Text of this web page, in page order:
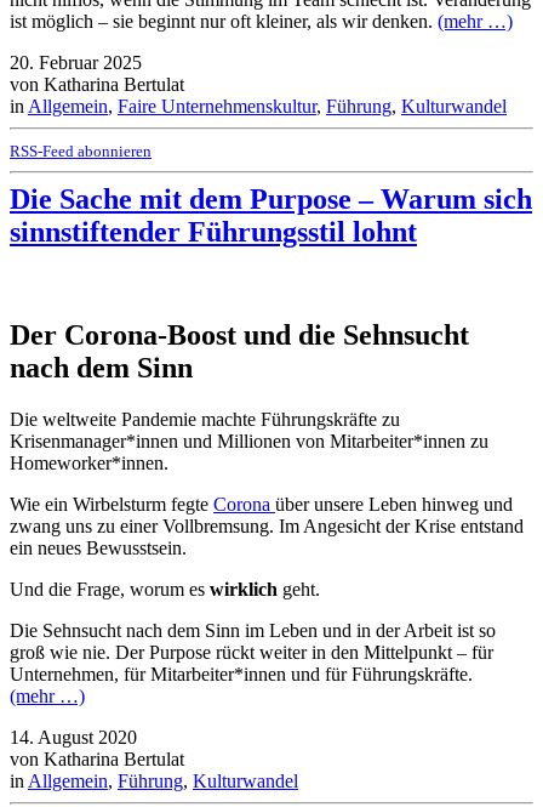
ist möglich – sie beginnt nur oft kleiner, als wir denken. (mehr …)
20. Februar 2025
von Katharina Bertulat
in Allgemein, Faire Unternehmenskultur, Führung, Kulturwandel
RSS-Feed abonnieren
Die Sache mit dem Purpose – Warum sich
sinnstiftender Führungsstil lohnt
Der Corona-Boost und die Sehnsucht
nach dem Sinn
Die weltweite Pandemie machte Führungskräfte zu
Krisenmanager*innen und Millionen von Mitarbeiter*innen zu
Homeworker*innen.
Wie ein Wirbelsturm fegte Corona über unsere Leben hinweg und
zwang uns zu einer Vollbremsung. Im Angesicht der Krise entstand
ein neues Bewusstsein.
Und die Frage, worum es wirklich geht.
Die Sehnsucht nach dem Sinn im Leben und in der Arbeit ist so
groß wie nie. Der Purpose rückt weiter in den Mittelpunkt – für
Unternehmen, für Mitarbeiter*innen und für Führungskräfte.
(mehr …)
14. August 2020
von Katharina Bertulat
in Allgemein, Führung, Kulturwandel